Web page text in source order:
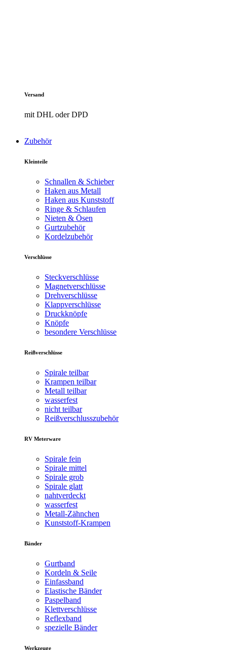
Versand
mit DHL oder DPD
Zubehör
Kleinteile
Schnallen & Schieber
Haken aus Metall
Haken aus Kunststoff
Ringe & Schlaufen
Nieten & Ösen
Gurtzubehör
Kordelzubehör
Verschlüsse
Steckverschlüsse
Magnetverschlüsse
Drehverschlüsse
Klappverschlüsse
Druckknöpfe
Knöpfe
besondere Verschlüsse
Reißverschlüsse
Spirale teilbar
Krampen teilbar
Metall teilbar
wasserfest
nicht teilbar
Reißverschlusszubehör
RV Meterware
Spirale fein
Spirale mittel
Spirale grob
Spirale glatt
nahtverdeckt
wasserfest
Metall-Zähnchen
Kunststoff-Krampen
Bänder
Gurtband
Kordeln & Seile
Einfassband
Elastische Bänder
Paspelband
Klettverschlüsse
Reflexband
spezielle Bänder
Werkzeuge